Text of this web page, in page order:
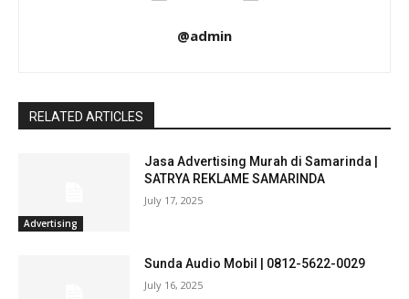
@admin
RELATED ARTICLES
Advertising
Jasa Advertising Murah di Samarinda |
SATRYA REKLAME SAMARINDA
July 17, 2025
Sunda Audio Mobil | 0812-5622-0029
July 16, 2025